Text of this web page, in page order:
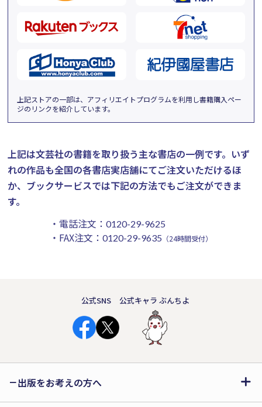
上記ストアの一部は、アフィリエイトプログラムを利用し書籍購入ペー
ジのリンクを紹介しています。
上記は文芸社の書籍を取り扱う主な書店の一例です。 いず
れの作品も全国の各書店実店舗にてご注文いただけるほ
か、ブックサービスでは下記の方法でもご注文ができま
す。
・電話注文： 0120-29-9625
・FAX注文： 0120-29-9635 （24時間受付）
公式SNS 公式キャラ ぶんちよ
出版をお考えの方へ